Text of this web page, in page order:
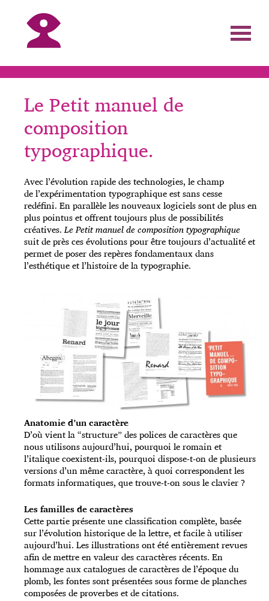
Le Petit manuel de
composition
typographique.
Avec l’évolution rapide des technologies, le champ
de l’expérimentation typographique est sans cesse
redéfini. En parallèle les nouveaux logiciels sont de plus en
plus pointus et offrent toujours plus de possibilités
créatives.Le Petit manuel de composition typographique
suit de près ces évolutions pour être toujours d’actualité et
permet de poser des repères fondamentaux dans
l’esthétique et l’histoire de la typographie.
Anatomie d’un caractère
D’où vient la “structure” des polices de caractères que
nous utilisons aujourd’hui, pourquoi le romain et
l’italique coexistent-ils, pourquoi dispose-t-on de plusieurs
versions d’un même caractère, à quoi correspondent les
formats informatiques, que trouve-t-on sous le clavier ?
Les familles de caractères
Cette partie présente une classification complète, basée
sur l’évolution historique de la lettre, et facile à utiliser
aujourd’hui. Les illustrations ont été entièrement revues
afin de mettre en valeur des caractères récents. En
hommage aux catalogues de caractères de l’époque du
plomb, les fontes sont présentées sous forme de planches
composées de proverbes et de citations.